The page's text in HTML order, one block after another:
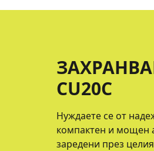
CU20C
Нуждаете се от
компактен и мощен
заредени през